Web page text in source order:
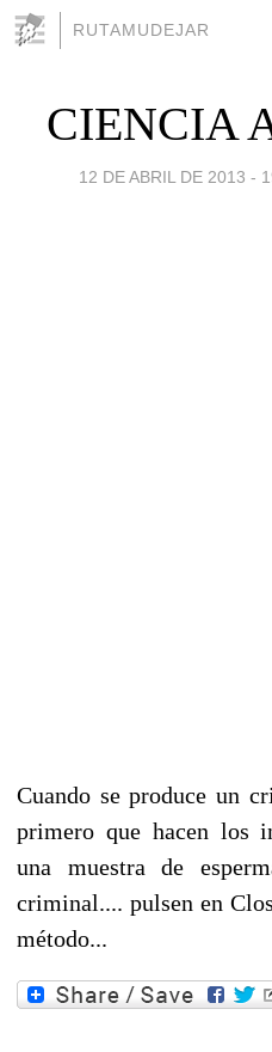
RUTAMUDEJAR
CIENCIA
12 DE ABRIL DE 2013 -
Cuando se produce un
primero que hacen los
una muestra de
criminal.... pulsen en
método...